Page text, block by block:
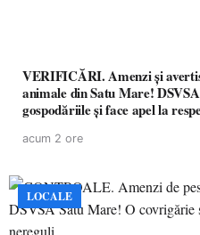
VERIFICĂRI. Amenzi și
animale din Satu Mare!
gospodăriile și face apel la
acum 2 ore
LOCALE